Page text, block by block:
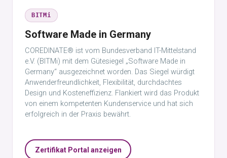
BITMi
Software Made in Germany
COREDINATE® ist vom Bundesverband IT-Mittelstand
e.V. (BITMi) mit dem Gütesiegel „Software Made in
Germany“ ausgezeichnet worden. Das Siegel würdigt
Anwenderfreundlichkeit, Flexibilität, durchdachtes
Design und Kosteneffizienz. Flankiert wird das Produkt
von einem kompetenten Kundenservice und hat sich
erfolgreich in der Praxis bewährt.
Zertifikat Portal anzeigen